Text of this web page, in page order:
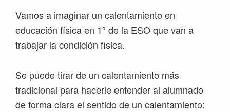
Vamos a imaginar un calentamiento en
educación física en 1º de la ESO que van a
trabajar la condición física.
Se puede tirar de un calentamiento más
tradicional para hacerle entender al alumnado
de forma clara el sentido de un calentamiento: